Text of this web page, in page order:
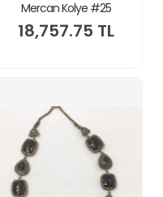
Mercan Kolye #25
18,757.75 TL